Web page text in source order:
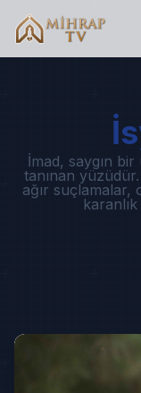
İmad, saygın
tanınan
ağır suçlamalar,